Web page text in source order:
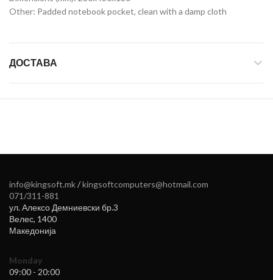
Other: Padded notebook pocket, clean with a damp cloth
ДОСТАВА
info@kingsoft.mk/kingsoftcomputers@hotmail.com
071/311-881
ул. Алексо Демниевски бр.3
Велес, 1400
Македонија
Monday
09:00 - 20:00